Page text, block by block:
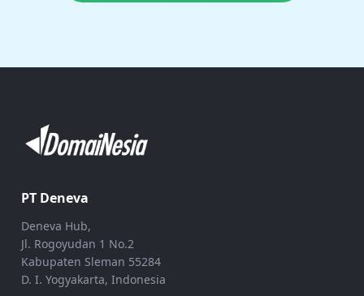
PT Deneva
Deneva Hub,
Jl. Rogoyudan 1 No.2
Kabupaten Sleman 55284
D. I. Yogyakarta, Indonesia